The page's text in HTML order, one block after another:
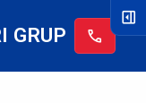
GRUP call
right_panel_open